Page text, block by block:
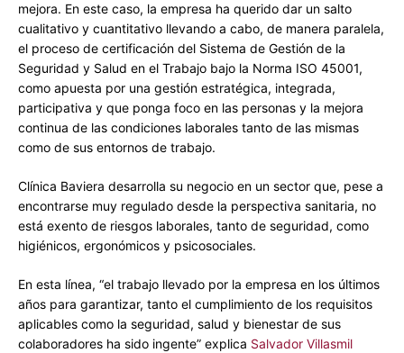
mejora. En este caso, la empresa ha querido dar un salto
cualitativo y cuantitativo llevando a cabo, de manera paralela,
el proceso de certificación del Sistema de Gestión de la
Seguridad y Salud en el Trabajo bajo la Norma ISO 45001,
como apuesta por una gestión estratégica, integrada,
participativa y que ponga foco en las personas y la mejora
continua de las condiciones laborales tanto de las mismas
como de sus entornos de trabajo.
Clínica Baviera desarrolla su negocio en un sector que, pese a
encontrarse muy regulado desde la perspectiva sanitaria, no
está exento de riesgos laborales, tanto de seguridad, como
higiénicos, ergonómicos y psicosociales.
En esta línea, “el trabajo llevado por la empresa en los últimos
años para garantizar, tanto el cumplimiento de los requisitos
aplicables como la seguridad, salud y bienestar de sus
colaboradores ha sido ingente” explica Salvador Villasmil